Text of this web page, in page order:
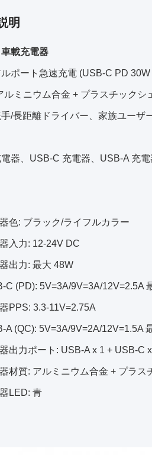
明
載充電器
ポート急速充電 (USB-C PD
ルミニウム合金 + プラスチック
/長距離ドライバー、家族ユーザ
器、USB-C 充電器、USB-A 充
色: ブラック/ライフルカラー
入力: 12-24V DC
出力: 最大 48W
C (PD): 5V=3A/9V=3A/12V=2.5A
PPS: 3.3-11V=2.75A
A (QC): 5V=3A/9V=2A/12V=1.5A
出力ポート: USB-A x 1 + USB-C
材質: アルミニウム合金 + プラス
LED: 青